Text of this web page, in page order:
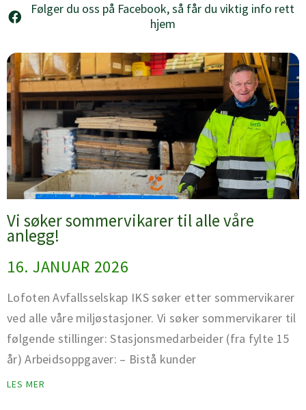
Følger du oss på Facebook, så får du viktig info rett
hjem
Vi søker sommervikarer til alle våre
anlegg!
16. JANUAR 2026
Lofoten Avfallsselskap IKS søker etter sommervikarer
ved alle våre miljøstasjoner. Vi søker sommervikarer til
følgende stillinger: Stasjonsmedarbeider (fra fylte 15
år) Arbeidsoppgaver: – Bistå kunder
LES MER
SideSideSideSideSide